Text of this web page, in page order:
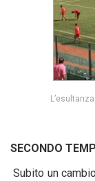
SECONDO
Subito un